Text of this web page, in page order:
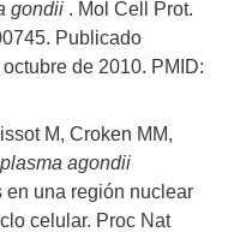
gondii . Mol Cell Prot.
Publicado
de 2010. PMID:
M, Croken MM,
agondii
en una región nuclear
celular. Proc Nat